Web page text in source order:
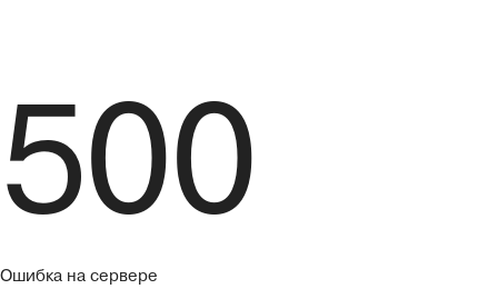
500
Ошибка на сервере